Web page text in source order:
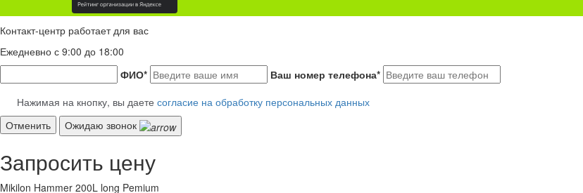
Контакт-центр работает для вас
Ежедневно с 9:00 до 18:00
ФИО* Ваш номер телефона*
Нажимая на кнопку, вы даете согласие на обработку персональных данных
Отменить
Ожидаю звонок
Запросить цену
Mikilon Hammer 200L long Pemium